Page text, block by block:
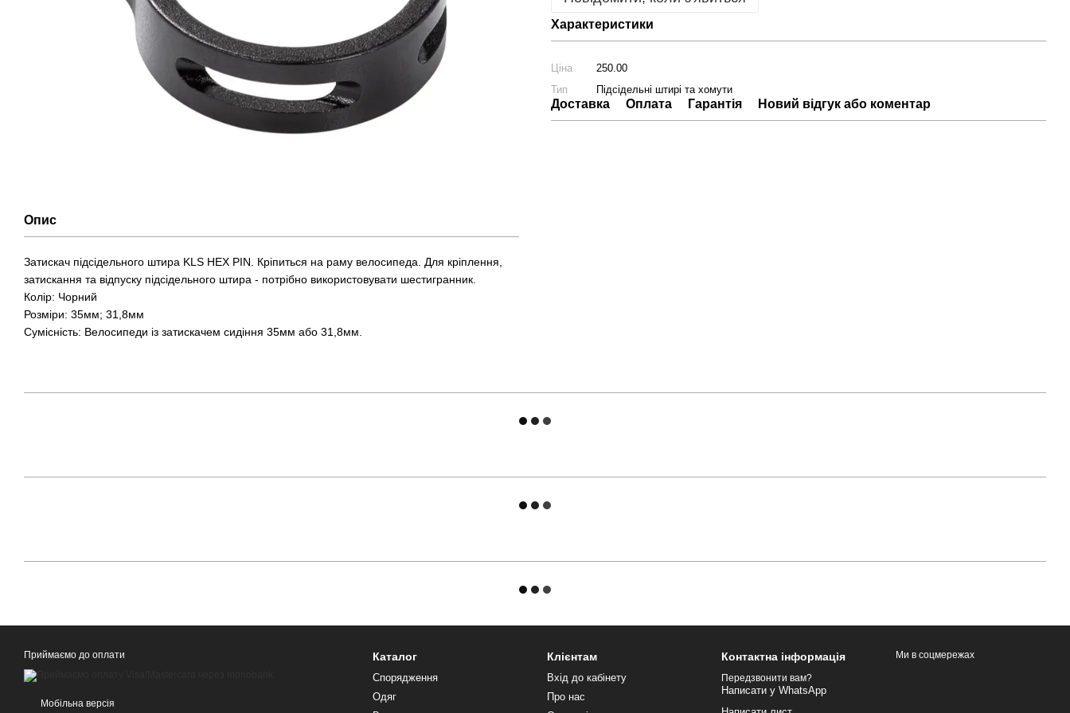
Опис
Затискач підсідельного штира KLS HEX PIN. Кріпиться на раму велосипеда. Для кріплення,
затискання та відпуску підсідельного штира - потрібно використовувати шестигранник.
Колір: Чорний
Розміри: 35мм; 31,8мм
Сумісність: Велосипеди із затискачем сидіння 35мм або 31,8мм.
Характеристики
Ціна
250.00
Тип
Підсідельні штирі та хомути
Доставка Оплата Гарантія Новий відгук або коментар
Приймаємо до оплати
Мобільна версія
Каталог
Спорядження
Одяг
Клієнтам
Вхід до кабінету
Про нас
Контактна інформація
Передзвонити вам?
Написати у WhatsApp
Ми в соцмережах